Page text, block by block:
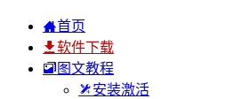
首页
软件下载
图文教程
安装激活